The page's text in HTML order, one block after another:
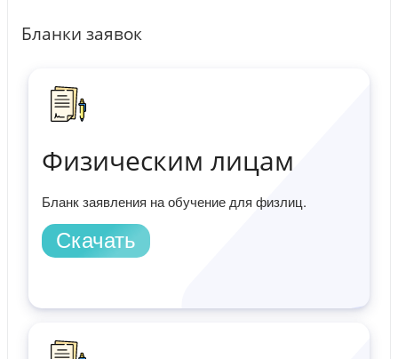
Бланки заявок
Физическим лицам
Бланк заявления на обучение для физлиц.
Скачать